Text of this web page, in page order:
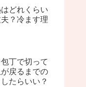
どれくらい
？冷ます理
丁で切って
戻るまでの
たらいい？